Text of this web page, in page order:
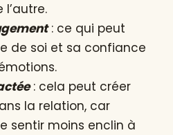
: ce qui peut
de soi et sa confiance
: cela peut créer
la relation, car
sentir moins enclin à